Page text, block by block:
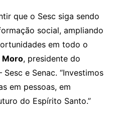
que o Sesc siga sendo
social, ampliando
em todo o
Moro, presidente do
e Senac. “Investimos
em pessoas, em
do Espírito Santo.”